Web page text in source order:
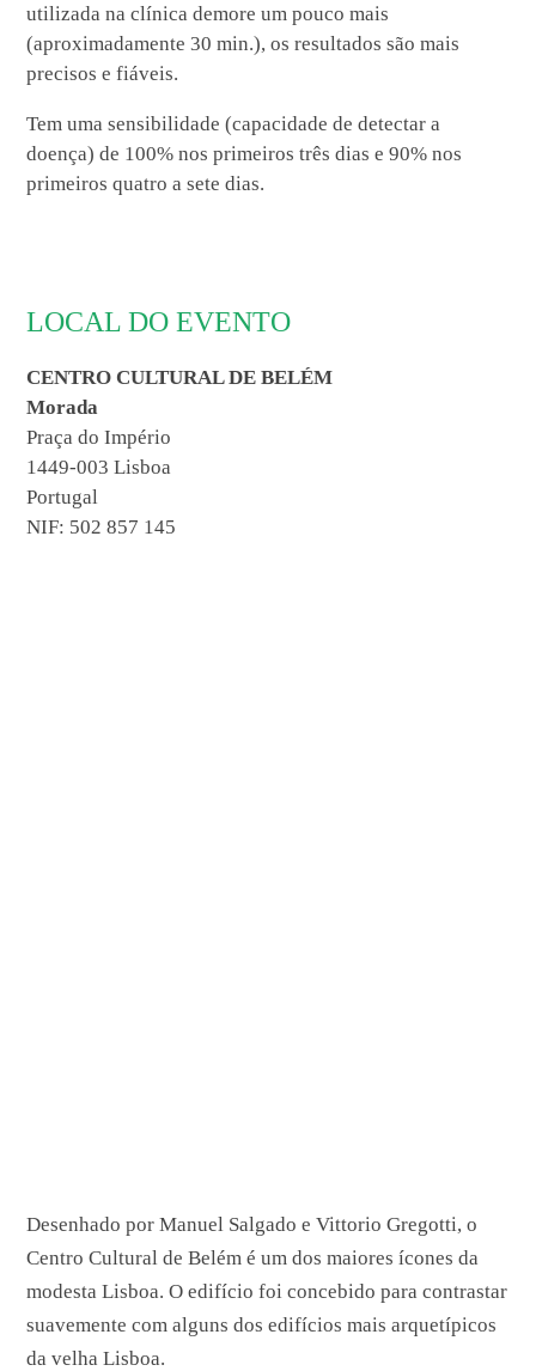
utilizada na clínica demore um pouco mais
(aproximadamente 30 min.), os resultados são mais
precisos e fiáveis.
Tem uma sensibilidade (capacidade de detectar a
doença) de 100% nos primeiros três dias e 90% nos
primeiros quatro a sete dias.
LOCAL DO EVENTO
CENTRO CULTURAL DE BELÉM
Morada
Praça do Império
1449-003 Lisboa
Portugal
NIF: 502 857 145
Desenhado por Manuel Salgado e Vittorio Gregotti, o
Centro Cultural de Belém é um dos maiores ícones da
modesta Lisboa. O edifício foi concebido para contrastar
suavemente com alguns dos edifícios mais arquetípicos
da velha Lisboa.